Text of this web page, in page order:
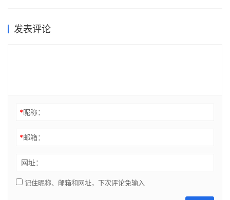
发表评论
*昵称：
*邮箱：
网址：
记住昵称、邮箱和网址，下次评论免输入